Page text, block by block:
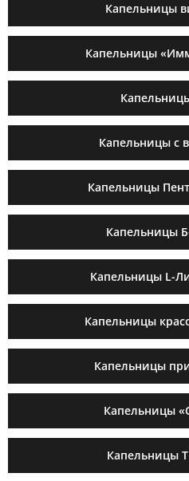
Капельницы
Капельницы
Капельницы с
Капельницы
Капельницы
Капельницы L-
Капельницы
Капельницы
Капельницы
Капельницы